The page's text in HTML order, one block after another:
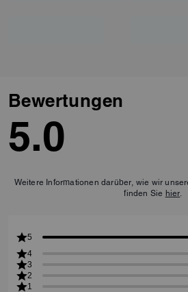
Bewertungen
5.0
Weitere Informationen darüber, wie wir
finden Sie hier.
5
4
3
2
1